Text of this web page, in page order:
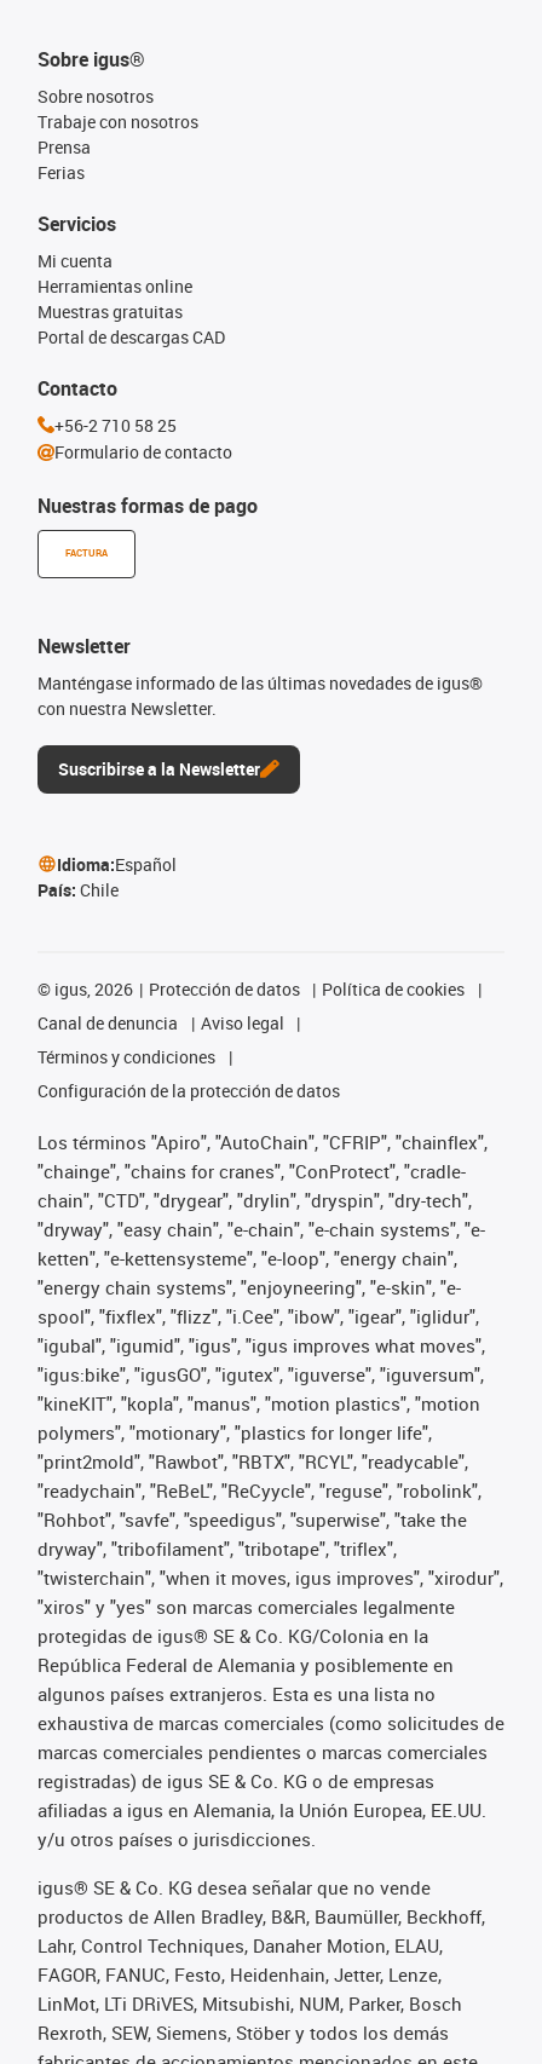
Sobre igus®
Sobre nosotros
Trabaje con nosotros
Prensa
Ferias
Nuestras formas de pago
FACTURA
Servicios
Mi cuenta
Herramientas online
Muestras gratuitas
Portal de descargas CAD
Newsletter
Manténgase informado de las últimas novedades de igus®
con nuestra Newsletter.
Suscribirse a la Newsletter
Contacto
+56-2 710 58 25
Formulario de contacto
Idioma:Español
País: Chile
© igus, 2026 Protección de datos
Política de cookies
Canal de denuncia
Aviso legal
Términos y condiciones
Configuración de la protección de datos
Los términos "Apiro", "AutoChain", "CFRIP", "chainflex",
"chainge", "chains for cranes", "ConProtect", "cradle-
chain", "CTD", "drygear", "drylin", "dryspin", "dry-tech",
"dryway", "easy chain", "e-chain", "e-chain systems", "e-
ketten", "e-kettensysteme", "e-loop", "energy chain",
"energy chain systems", "enjoyneering", "e-skin", "e-
spool", "fixflex", "flizz", "i.Cee", "ibow", "igear", "iglidur",
"igubal", "igumid", "igus", "igus improves what moves",
"igus:bike", "igusGO", "igutex", "iguverse", "iguversum",
"kineKIT", "kopla", "manus", "motion plastics", "motion
polymers", "motionary", "plastics for longer life",
"print2mold", "Rawbot", "RBTX", "RCYL", "readycable",
"readychain", "ReBeL", "ReCyycle", "reguse", "robolink",
"Rohbot", "savfe", "speedigus", "superwise", "take the
dryway", "tribofilament", "tribotape", "triflex",
"twisterchain", "when it moves, igus improves", "xirodur",
"xiros" y "yes" son marcas comerciales legalmente
protegidas de igus® SE & Co. KG/Colonia en la
República Federal de Alemania y posiblemente en
algunos países extranjeros. Esta es una lista no
exhaustiva de marcas comerciales (como solicitudes de
marcas comerciales pendientes o marcas comerciales
registradas) de igus SE & Co. KG o de empresas
afiliadas a igus en Alemania, la Unión Europea, EE.UU.
y/u otros países o jurisdicciones.
igus® SE & Co. KG desea señalar que no vende
productos de Allen Bradley, B&R, Baumüller, Beckhoff,
Lahr, Control Techniques, Danaher Motion, ELAU,
FAGOR, FANUC, Festo, Heidenhain, Jetter, Lenze,
LinMot, LTi DRiVES, Mitsubishi, NUM, Parker, Bosch
Rexroth, SEW, Siemens, Stöber y todos los demás